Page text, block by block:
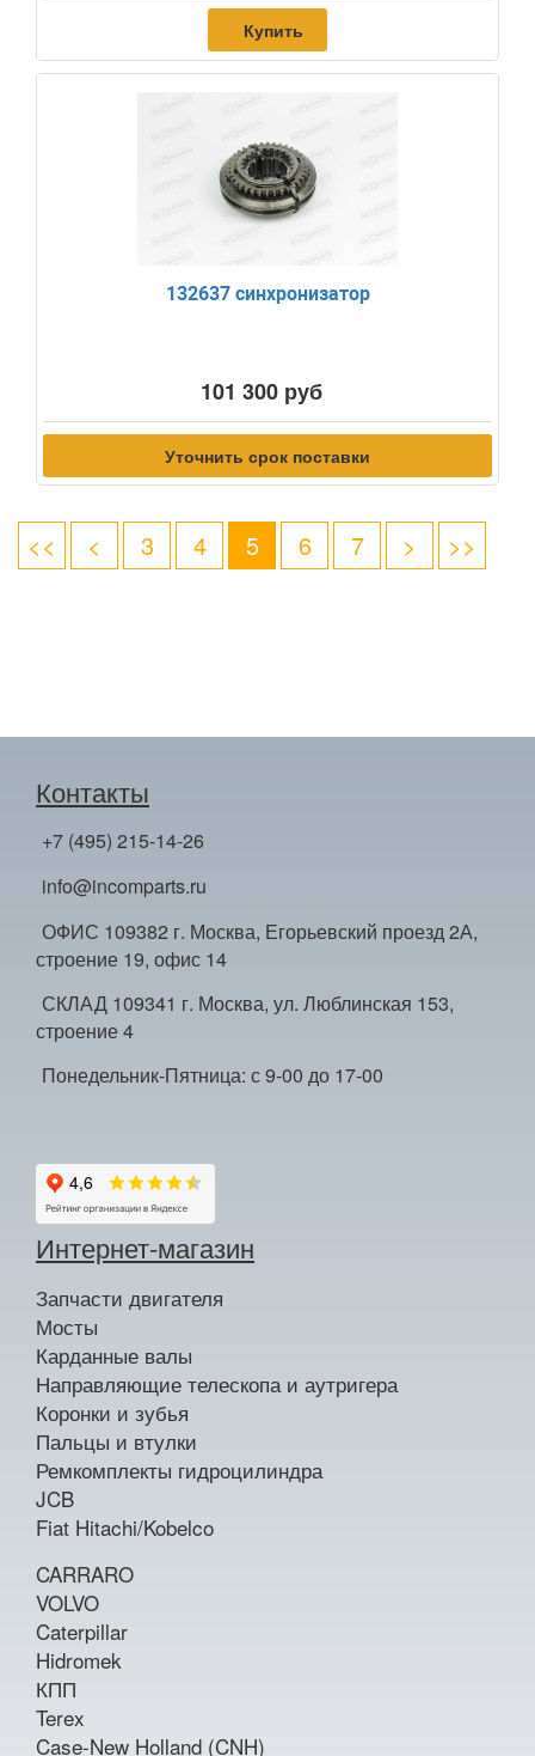
Купить
132637 синхронизатор
101 300 руб
Уточнить срок поставки
<< < 3 4 5 6 7 > >>
Контакты
+7 (495) 215-14-26
info@incomparts.ru
ОФИС 109382 г. Москва, Егорьевский проезд 2А,
строение 19, офис 14
СКЛАД 109341 г. Москва, ул. Люблинская 153,
строение 4
Понедельник-Пятница: с 9-00 до 17-00
Интернет-магазин
Запчасти двигателя
Мосты
Карданные валы
Направляющие телескопа и аутригера
Коронки и зубья
Пальцы и втулки
Ремкомплекты гидроцилиндра
JCB
Fiat Hitachi/Kobelco
CARRARO
VOLVO
Caterpillar
Hidromek
КПП
Terex
Case-New Holland (CNH)